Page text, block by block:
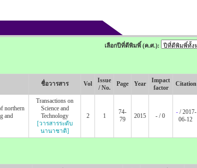
เลือกปีที่ตีพิมพิ์ (ค.ศ.):
ชื่อวารสาร Vol
Issue
/ No.
Page Year
Impact
factor
Citation
northern
and
Transactions on
Science and
Technology
[วารสารระดับ
นานาชาติ]
2 1
74-
79
2015 - / 0
-/ 2017-
06-12